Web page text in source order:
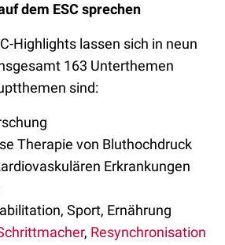
dem ESC sprechen
Highlights lassen sich in neun
163 Unterthemen
sind:
Therapie von Bluthochdruck
Erkrankungen
Sport, Ernährung
, Resynchronisation